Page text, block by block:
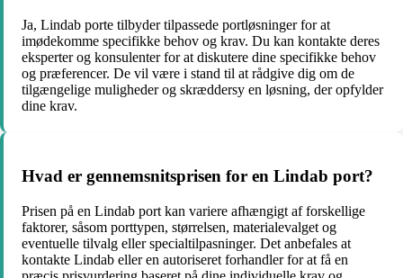
Ja, Lindab porte tilbyder tilpassede portløsninger for at
imødekomme specifikke behov og krav. Du kan kontakte deres
eksperter og konsulenter for at diskutere dine specifikke behov
og præferencer. De vil være i stand til at rådgive dig om de
tilgængelige muligheder og skræddersy en løsning, der opfylder
dine krav.
Hvad er gennemsnitsprisen for en Lindab port?
Prisen på en Lindab port kan variere afhængigt af forskellige
faktorer, såsom porttypen, størrelsen, materialevalget og
eventuelle tilvalg eller specialtilpasninger. Det anbefales at
kontakte Lindab eller en autoriseret forhandler for at få en